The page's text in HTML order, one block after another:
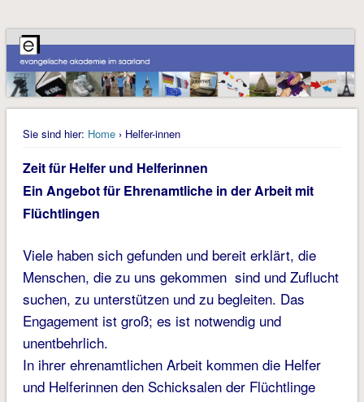
Sie sind hier: Home› Helfer-innen
Zeit für Helfer und Helferinnen
Ein Angebot für Ehrenamtliche in der Arbeit mit
Flüchtlingen
Viele haben sich gefunden und bereit erklärt, die
Menschen, die zu uns gekommen sind und Zuflucht
suchen, zu unterstützen und zu begleiten. Das
Engagement ist groß; es ist notwendig und
unentbehrlich.
In ihrer ehrenamtlichen Arbeit kommen die Helfer
und Helferinnen den Schicksalen der Flüchtlinge